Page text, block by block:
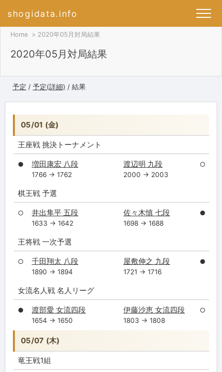
shogidata.info
Home 2020年05月対局結果
2020年05月対局結果
予定 / 予定(詳細) / 結果
05/01 (金)
王座戦 挑決トーナメント
● 増田康宏 八段
1766 → 1762
渡辺明 九段
2000 → 2003
○
棋王戦 予選
○ 井出隼平 五段
1633 → 1642
佐々木慎 七段
1698 → 1688
●
王将戦 一次予選
○ 千田翔太 八段
1890 → 1894
屋敷伸之 九段
1721 → 1716
●
女流名人戦 名人リーグ
● 渡部愛 女流四段
1654 → 1650
伊藤沙恵 女流四段
1803 → 1808
○
05/07 (木)
竜王戦1組